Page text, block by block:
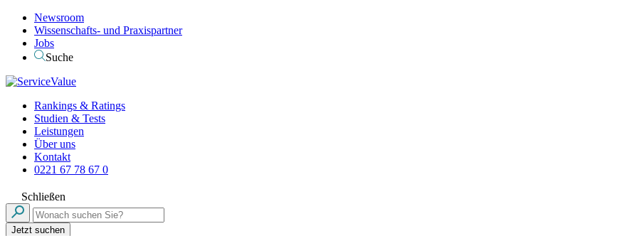
Newsroom
Wissenschafts- und Praxispartner
Jobs
Suche
Rankings & Ratings
Studien & Tests
Leistungen
Über uns
Kontakt
0221 67 78 67 0
Schließen
Jetzt suchen